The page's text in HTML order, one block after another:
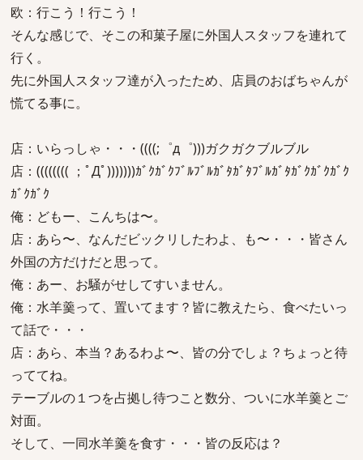
欧：行こう！行こう！
そんな感じで、そこの和菓子屋に外国人スタッフを連れて
行く。
先に外国人スタッフ達が入ったため、店員のおばちゃんが
慌てる事に。
店：いらっしゃ・・・((((;゜д゜)))ガクガクブルブル
店：(((((((( ；ﾟДﾟ)))))))ｶﾞｸｶﾞｸﾌﾞﾙﾌﾞﾙｶﾞﾀｶﾞﾀﾌﾞﾙｶﾞﾀｶﾞｸｶﾞｸｶﾞｸ
ｶﾞｸｶﾞｸ
俺：どもー、こんちは〜。
店：あら〜、なんだビックリしたわよ、も〜・・・皆さん
外国の方だけだと思って。
俺：あー、お騒がせしてすいません。
俺：水羊羹って、置いてます？皆に教えたら、食べたいっ
て話で・・・
店：あら、本当？あるわよ〜、皆の分でしょ？ちょっと待
っててね。
テーブルの１つを占拠し待つこと数分、ついに水羊羹とご
対面。
そして、一同水羊羹を食す・・・皆の反応は？